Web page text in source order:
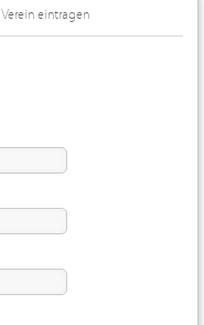
Verein eintragen